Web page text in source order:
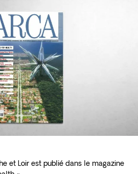
et Loir est publié dans le magazine